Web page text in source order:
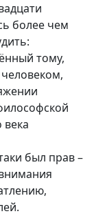
более чем
тому,
был прав –